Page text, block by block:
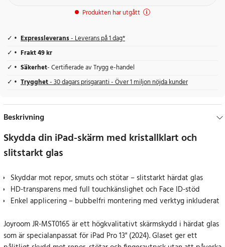
Produkten har utgått
Expressleverans- Leverans på 1 dag*
Frakt 49 kr
Säkerhet- Certifierade av Trygg e-handel
Trygghet- 30 dagars prisgaranti - Över 1 miljon nöjda kunder
Beskrivning
Skydda din iPad-skärm med kristallklart och
slitstarkt glas
Skyddar mot repor, smuts och stötar – slitstarkt härdat glas
HD-transparens med full touchkänslighet och Face ID-stöd
Enkel applicering – bubbelfri montering med verktyg inkluderat
Joyroom JR-MST0165 är ett högkvalitativt skärmskydd i härdat glas
som är specialanpassat för iPad Pro 13" (2024). Glaset ger ett